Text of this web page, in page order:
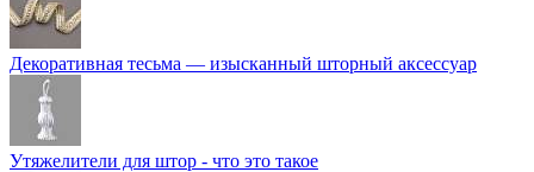
Декоративная тесьма — изысканный шторный аксессуар
Утяжелители для штор - что это такое